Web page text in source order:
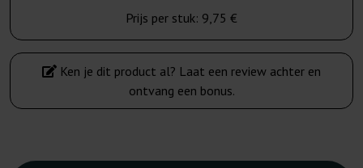
Prijs per stuk: 9,75 €
Ken je dit product al? Laat een review achter en
ontvang een bonus.